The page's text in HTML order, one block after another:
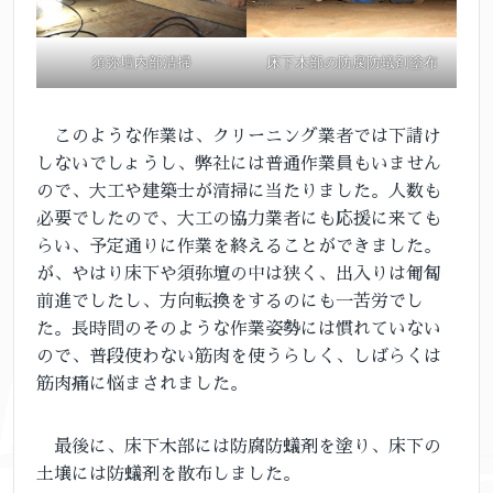
須弥壇内部清掃 床下木部の防腐防蟻剤塗布
このような作業は、クリーニング業者では下請け
しないでしょうし、弊社には普通作業員もいません
ので、大工や建築士が清掃に当たりました。人数も
必要でしたので、大工の協力業者にも応援に来ても
らい、予定通りに作業を終えることができました。
が、やはり床下や須弥壇の中は狭く、出入りは匍匐
前進でしたし、方向転換をするのにも一苦労でし
た。長時間のそのような作業姿勢には慣れていない
ので、普段使わない筋肉を使うらしく、しばらくは
筋肉痛に悩まされました。
最後に、床下木部には防腐防蟻剤を塗り、床下の
土壌には防蟻剤を散布しました。